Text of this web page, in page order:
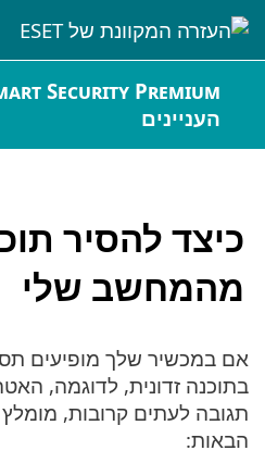
העניינים
כיצד להסיר
מהמחשב שלי
אם במכשיר שלך מופיעים
בתוכנה זדונית, לדוגמה,
תגובה לעתים קרובות,
הבאות: